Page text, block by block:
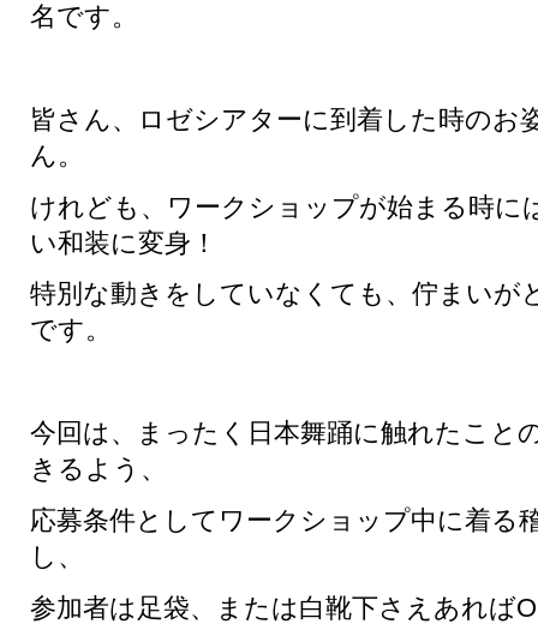
名です。
皆さん、ロゼシアターに到着した時のお
ん。
けれども、ワークショップが始まる時に
い和装に変身！
特別な動きをしていなくても、佇まいが
です。
今回は、まったく日本舞踊に触れたこと
きるよう、
応募条件としてワークショップ中に着る
し、
参加者は足袋、または白靴下さえあれば